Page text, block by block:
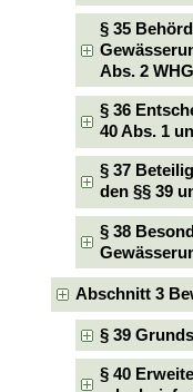
§ 35
Abs. 2
§ 36
40 Abs. 1
§ 37
den §§ 39
§ 38
Abschnitt 3
§ 39
§ 40